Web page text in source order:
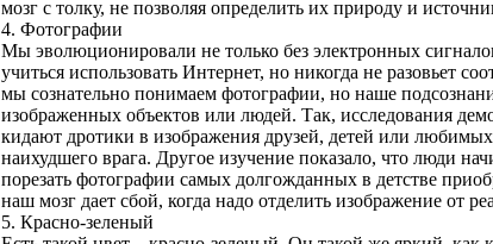
мозг с толку, не позволяя определить их природу и
4. Фотографии
Мы эволюционировали не только без электронных
учиться использовать Интернет, но никогда не разовьет
мы сознательно понимаем фотографии, но наше
изображенных объектов или людей. Так, исследования
кидают дротики в изображения друзей, детей или
наихудшего врага. Другое изучение показало, что люди
порезать фотографии самых долгожданных в детстве
наш мозг дает сбой, когда надо отделить изображение от
5. Красно-зеленый